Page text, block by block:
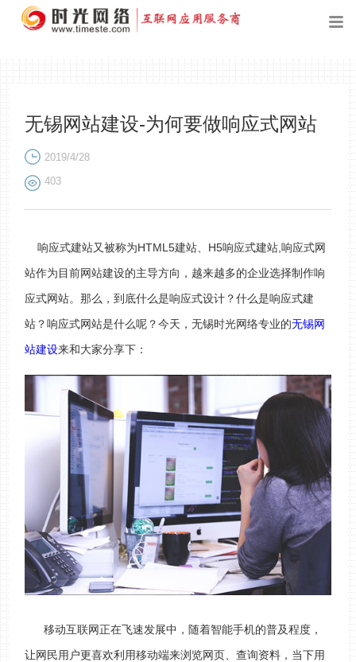
无锡网站建设-为何要做响应式网站
2019/4/28
403
响应式建站又被称为HTML5建站、H5响应式建站,响应式网
站作为目前网站建设的主导方向，越来越多的企业选择制作响
应式网站。那么，到底什么是响应式设计？什么是响应式建
站？响应式网站是什么呢？今天，无锡时光网络专业的无锡网
站建设来和大家分享下：
移动互联网正在飞速发展中，随着智能手机的普及程度，
让网民用户更喜欢利用移动端来浏览网页、查询资料，当下用